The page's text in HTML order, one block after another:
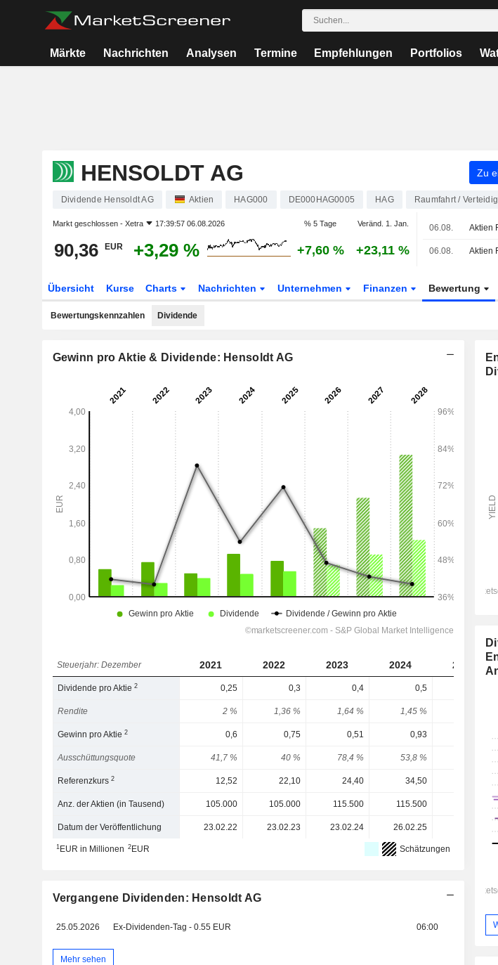
Märkte Nachrichten Analysen Termine Empfehlungen Portfolios
HENSOLDT AG Zu
Dividende Hensoldt AG Aktien HAG000 DE000HAG0005 HAG Raumfahrt /
Markt geschlossen - Xetra 17:39:57 06.08.2026 % 5 Tage Veränd. 1. Jan.
90,36 EUR +3,29 % +7,60 % +23,11 %
06.08.
06.08.
Übersicht Kurse Charts Nachrichten Unternehmen Finanzen Bewertung
Bewertungskennzahlen Dividende
Gewinn pro Aktie & Dividende: Hensoldt AG
Steuerjahr: Dezember 2021 2022 2023 2024 2025
Dividende pro Aktie2 0,25 0,3 0,4 0,5
Rendite 2 % 1,36 % 1,64 % 1,45 %
Gewinn pro Aktie2 0,6 0,75 0,51 0,93
Ausschüttungsquote 41,7 % 40 % 78,4 % 53,8 %
Referenzkurs2 12,52 22,10 24,40 34,50
Anz. der Aktien (in Tausend) 105.000 105.000 115.500 115.500
Datum der Veröffentlichung 23.02.22 23.02.23 23.02.24 26.02.25
1EUR in Millionen 2EUR Schätzungen
Vergangene Dividenden: Hensoldt AG
25.05.2026 Ex-Dividenden-Tag - 0.55 EUR 06:00
Mehr sehen